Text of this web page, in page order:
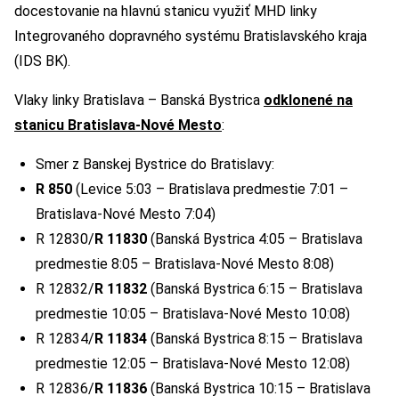
docestovanie na hlavnú stanicu využiť MHD linky
Integrovaného dopravného systému Bratislavského kraja
(IDS BK).
Vlaky linky Bratislava – Banská Bystrica odklonené na
stanicu Bratislava-Nové Mesto:
Smer z Banskej Bystrice do Bratislavy:
R 850 (Levice 5:03 – Bratislava predmestie 7:01 –
Bratislava-Nové Mesto 7:04)
R 12830/ R 11830 (Banská Bystrica 4:05 – Bratislava
predmestie 8:05 – Bratislava-Nové Mesto 8:08)
R 12832/ R 11832 (Banská Bystrica 6:15 – Bratislava
predmestie 10:05 – Bratislava-Nové Mesto 10:08)
R 12834/ R 11834 (Banská Bystrica 8:15 – Bratislava
predmestie 12:05 – Bratislava-Nové Mesto 12:08)
R 12836/ R 11836 (Banská Bystrica 10:15 – Bratislava